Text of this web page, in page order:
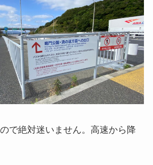
で絶対迷いません。高速から降